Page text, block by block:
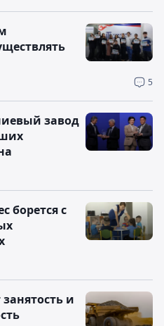
5
завод
борется с
и